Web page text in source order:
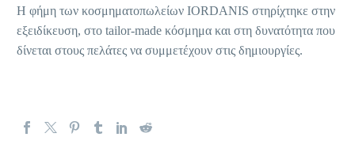
Η φήμη των κοσμηματοπωλείων ΙORDANIS στηρίχτηκε στην
εξειδίκευση, στο tailor-made κόσμημα και στη δυνατότητα που
δίνεται στους πελάτες να συμμετέχουν στις δημιουργίες.